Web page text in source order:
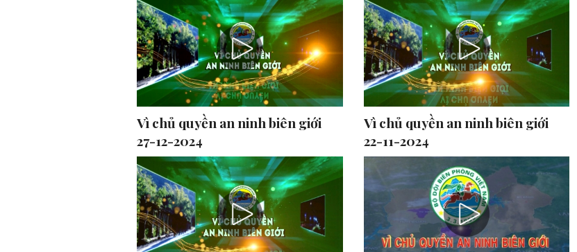
Vì chủ quyền an ninh biên giới
27-12-2024
Vì chủ quyền an ninh biên giới
22-11-2024